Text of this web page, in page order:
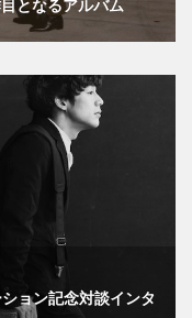
となるアルバム
ョン記念対談インタ